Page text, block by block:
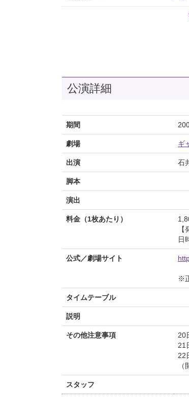
公演詳細
期間
劇場 ギ
出演 石
脚本
演出
料金（1枚あたり）
【
日
公式／劇場サイト
※
タイムテーブル
説明
その他注意事項
20
21
22
スタッフ